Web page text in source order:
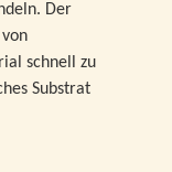
Der
schnell zu
Substrat